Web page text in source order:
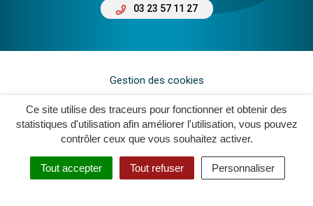
Ce site utilise des traceurs pour fonctionner et obtenir des
statistiques d'utilisation afin améliorer l'utilisation, vous pouvez
contrôler ceux que vous souhaitez activer.
Tout accepter Tout refuser Personnaliser
03 23 57 11 27
Gestion des cookies
Plan du site
Mentions légales
Crédits
Accessibilité : Non Conforme